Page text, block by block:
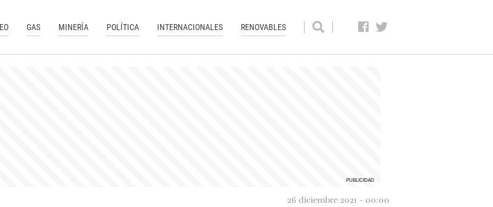
GAS MINERÍA POLÍTICA INTERNACIONALES RENOVABLES
26 diciembre 2021 - 00:00